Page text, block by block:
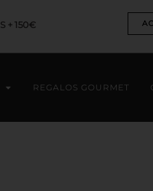
+ 150€
REGALOS GOURMET